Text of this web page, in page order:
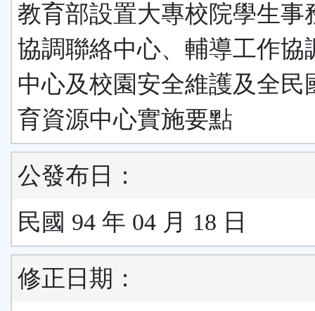
教育部設置大專校院學生事
協調聯絡中心、輔導工作協
中心及校園安全維護及全民
育資源中心實施要點
公發布日：
民國 94 年 04 月 18 日
修正日期：